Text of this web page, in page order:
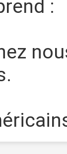
: